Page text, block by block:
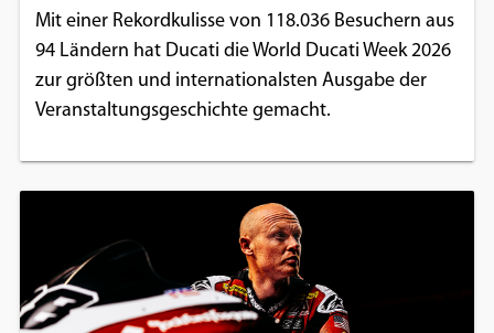
Mit einer Rekordkulisse von 118.036 Besuchern aus
94 Ländern hat Ducati die World Ducati Week 2026
zur größten und internationalsten Ausgabe der
Veranstaltungsgeschichte gemacht.